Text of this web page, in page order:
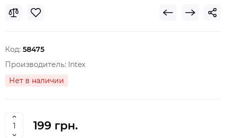
Код: 58475
Производитель: Intex
Нет в наличии
199 грн.